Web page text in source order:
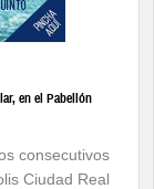
en el Pabellón
consecutivos
Ciudad Real